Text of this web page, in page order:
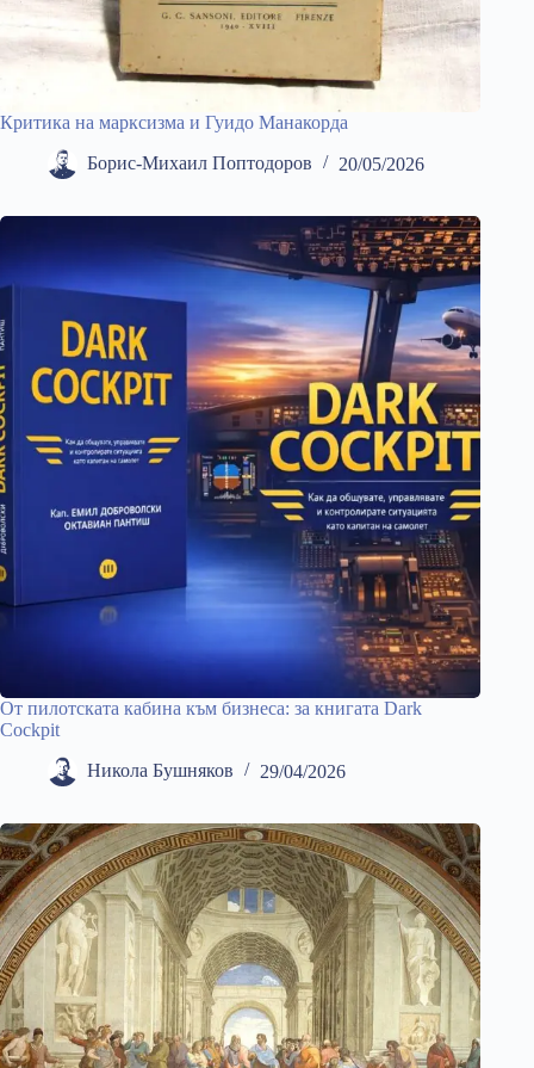
Критика на марксизма и Гуидо Манакорда
Борис-Михаил Поптодоров 20/05/2026
От пилотската кабина към бизнеса: за книгата Dark
Cockpit
Никола Бушняков 29/04/2026